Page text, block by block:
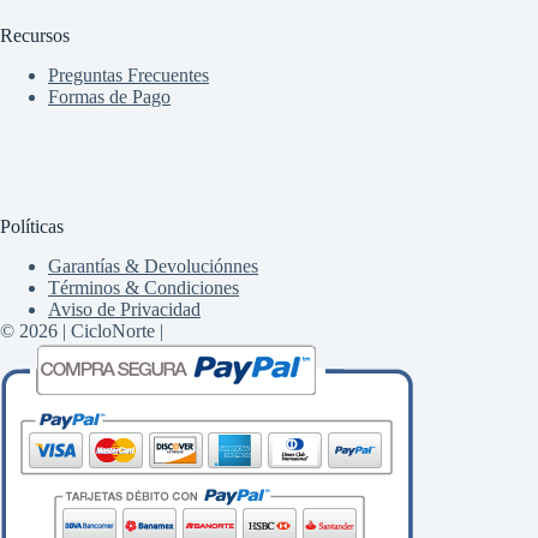
Recursos
Preguntas Frecuentes
Formas de Pago
Políticas
Garantías & Devoluciónnes
Términos & Condiciones
Aviso de Privacidad
© 2026 | CicloNorte |